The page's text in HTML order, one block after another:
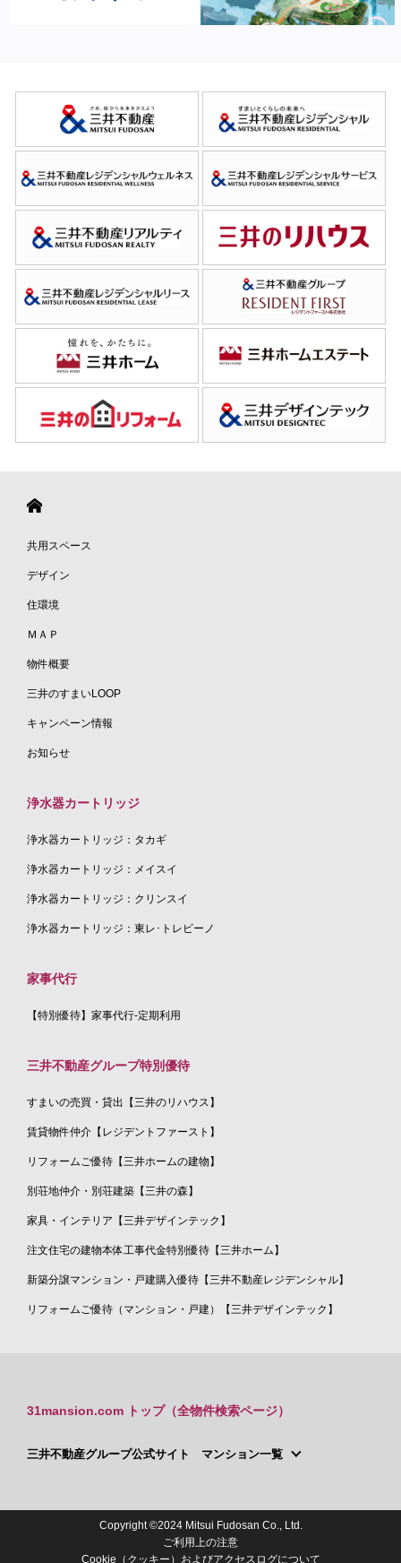
共用スペース
デザイン
住環境
ＭＡＰ
物件概要
三井のすまいLOOP
キャンペーン情報
お知らせ
浄水器カートリッジ
浄水器カートリッジ：タカギ
浄水器カートリッジ：メイスイ
浄水器カートリッジ：クリンスイ
浄水器カートリッジ：東レ･トレビーノ
家事代行
【特別優待】家事代行-定期利用
三井不動産グループ特別優待
すまいの売買・貸出【三井のリハウス】
賃貸物件仲介【レジデントファースト】
リフォームご優待【三井ホームの建物】
別荘地仲介・別荘建築【三井の森】
家具・インテリア【三井デザインテック】
注文住宅の建物本体工事代金特別優待【三井ホーム】
新築分譲マンション・戸建購入優待【三井不動産レジデンシャル】
リフォームご優待（マンション・戸建）【三井デザインテック】
31mansion.com トップ（全物件検索ページ）
三井不動産グループ公式サイト マンション一覧
Copyright ©2024 Mitsui Fudosan Co., Ltd.
ご利用上の注意
Cookie（クッキー）およびアクセスログについて